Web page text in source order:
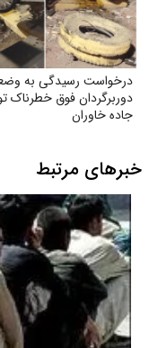
درخواست رسیدگی به
دوربرگردان فوق‌ خطرناک
جاده خاوران
خبرهای مرتبط